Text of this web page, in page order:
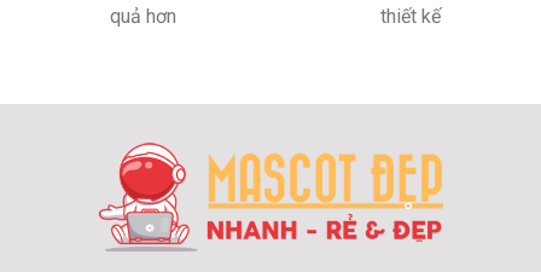
quả hơn
thiết kế